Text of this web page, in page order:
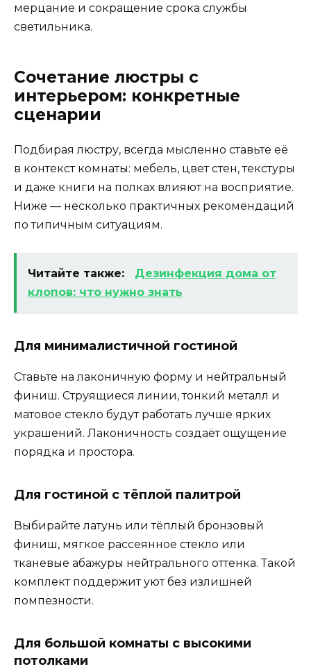
мерцание и сокращение срока службы
светильника.
Сочетание люстры с
интерьером: конкретные
сценарии
Подбирая люстру, всегда мысленно ставьте её
в контекст комнаты: мебель, цвет стен, текстуры
и даже книги на полках влияют на восприятие.
Ниже — несколько практичных рекомендаций
по типичным ситуациям.
Читайте также:
Дезинфекция дома от
клопов: что нужно знать
Для минималистичной гостиной
Ставьте на лаконичную форму и нейтральный
финиш. Струящиеся линии, тонкий металл и
матовое стекло будут работать лучше ярких
украшений. Лаконичность создаёт ощущение
порядка и простора.
Для гостиной с тёплой палитрой
Выбирайте латунь или тёплый бронзовый
финиш, мягкое рассеянное стекло или
тканевые абажуры нейтрального оттенка. Такой
комплект поддержит уют без излишней
помпезности.
Для большой комнаты с высокими
потолками